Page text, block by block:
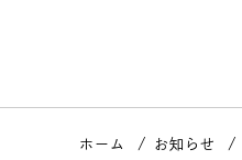
ホーム お知らせ